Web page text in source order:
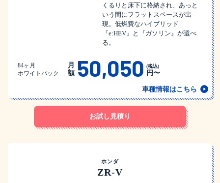
くるりと床下に格納され、あっと
いう間にフラットスペースが出
現。低燃費なハイブリッド
『e:HEV』と『ガソリン』が選べ
る。
84ヶ月
ホワイトパック
月
額 50,050 (税込)
円〜
車種情報はこちら
お試し見積り
ホンダ
ZR-V